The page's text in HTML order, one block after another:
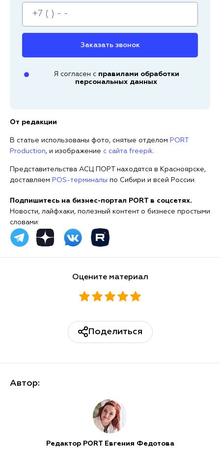
Заказать звонок
Я согласен с правилами обработки
персональных данных
От редакции
В статье использованы фото, снятые отделом PORT
Production, и изображение с сайта freepik.
Представительства АСЦ ПОРТ находятся в Красноярске,
доставляем POS-терминалы по Сибири и всей России.
Подпишитесь на бизнес-портал PORT в соцсетях.
Новости, лайфхаки, полезный контент о бизнесе простыми
словами:
Оцените материал
Поделиться
Автор:
Редактор PORT Евгения Федотова